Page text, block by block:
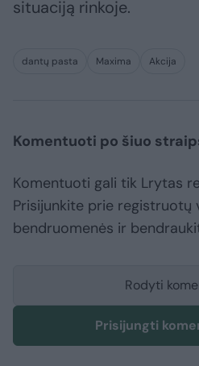
situaciją rinkoje.
dantų pasta Maxima Akcija
Komentuoti po šiuo
Komentuoti gali tik Lrytas
Prisijunkite prie registruotų
bendruomenės ir
Rodyti
Prisijungti